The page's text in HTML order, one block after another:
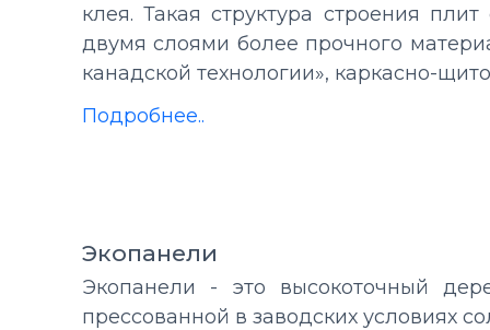
клея. Такая структура строения
двумя слоями более прочного
канадской технологии», каркасно-
Подробнее..
Экопанели
Экопанели - это высокоточный
прессованной в заводских условиях